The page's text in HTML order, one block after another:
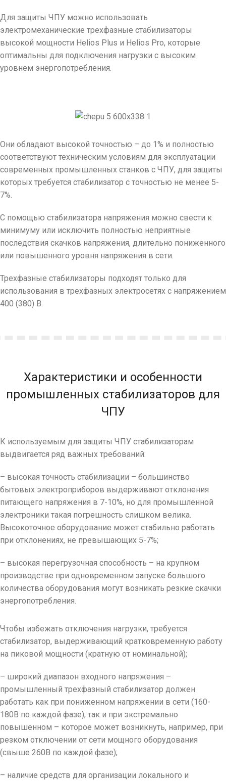
Для защиты ЧПУ можно использовать
электромеханические трехфазные стабилизаторы
высокой мощности Helios Plus и Helios Pro, которые
оптимальны для подключения нагрузки с высоким
уровнем энергопотребления.
Они обладают высокой точностью – до 1% и полностью
соответствуют техническим условиям для эксплуатации
современных промышленных станков с ЧПУ, для защиты
которых требуется стабилизатор с точностью не менее 5-
7%.
С помощью стабилизатора напряжения можно свести к
минимуму или исключить полностью неприятные
последствия скачков напряжения, длительно пониженного
или повышенного уровня напряжения в сети.
Трехфазные стабилизаторы подходят только для
использования в трехфазных электросетях с напряжением
400 (380) В.
Характеристики и особенности
промышленных стабилизаторов для
ЧПУ
К используемым для защиты ЧПУ стабилизаторам
выдвигается ряд важных требований:
– высокая точность стабилизации – большинство
бытовых электроприборов выдерживают отклонения
питающего напряжения в 7-10%, но для промышленной
электроники такая погрешность слишком велика.
Высокоточное оборудование может стабильно работать
при отклонениях, не превышающих 5-7%;
– высокая перегрузочная способность – на крупном
производстве при одновременном запуске большого
количества оборудования могут возникать резкие скачки
энергопотребления.
Чтобы избежать отключения нагрузки, требуется
стабилизатор, выдерживающий кратковременную работу
на пиковой мощности (кратную от номинальной);
– широкий диапазон входного напряжения –
промышленный трехфазный стабилизатор должен
работать как при пониженном напряжении в сети (160-
180В по каждой фазе), так и при экстремально
повышенном – которое может возникнуть, например, при
резком отключении от сети мощного оборудования
(свыше 260В по каждой фазе);
– наличие средств для организации локального и